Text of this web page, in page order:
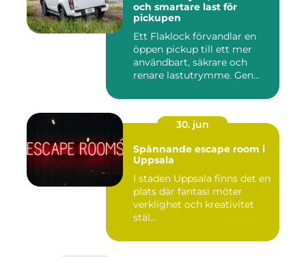
och smartare last för
pickupen
Ett Flaklock förvandlar en
öppen pickup till ett mer
användbart, säkrare och
renare lastutrymme. Gen...
30. jun
Spännande escape room i
Uppsala
I staden Uppsala finns det en
plats där fantasi möter
verklighet och kreativitet
stäl...